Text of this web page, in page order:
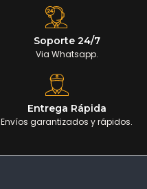
Soporte 24/7
Via Whatsapp.
Entrega Rápida
Envíos garantizados y rápidos.